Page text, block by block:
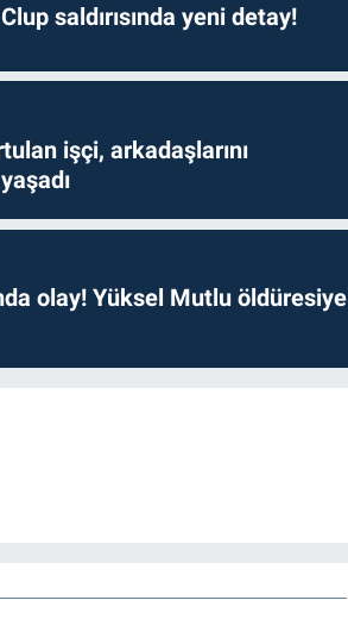
saldırısında yeni detay!
işçi, arkadaşlarını
olay! Yüksel Mutlu öldüresiye